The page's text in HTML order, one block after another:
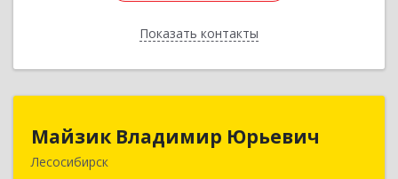
Показать контакты
Назад
Майзик Владимир Юрьевич
Лесосибирск